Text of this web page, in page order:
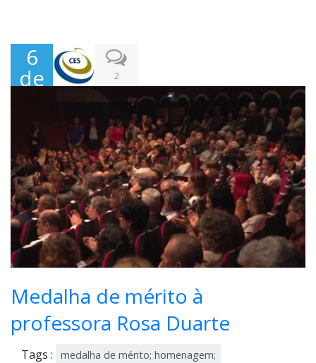
6
de
bro
,
202
2
2
Medalha de mérito à
professora Rosa Duarte
Tags : medalha de mérito; homenagem;